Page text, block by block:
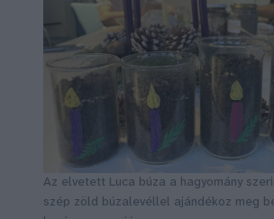
Az elvetett Luca búza a hagyomány
szép zöld búzalevéllel ajándékoz meg